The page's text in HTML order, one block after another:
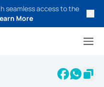
seamless access to the
More